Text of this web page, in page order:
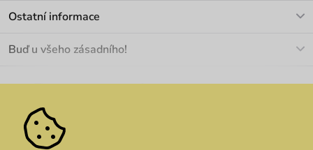
Materiály a údržba
Pozáruční opravy
Ostatní informace
Velkoobchod
Dárkové poukazy
Buď u všeho zásadního!
Zásady ochrany osobních údajů